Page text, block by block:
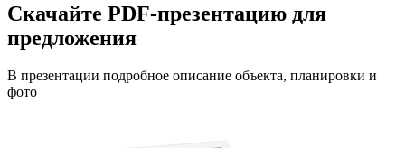
Скачайте PDF-презентацию для
предложения
В презентации подробное описание объекта, планировки и
фото